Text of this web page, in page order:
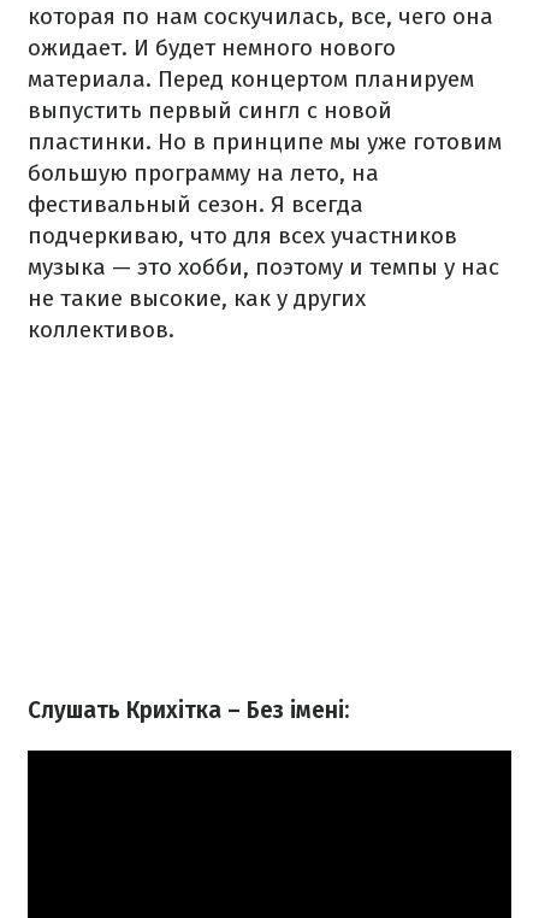
которая по нам соскучилась, все, чего она
ожидает. И будет немного нового
материала. Перед концертом планируем
выпустить первый сингл с новой
пластинки. Но в принципе мы уже готовим
большую программу на лето, на
фестивальный сезон. Я всегда
подчеркиваю, что для всех участников
музыка — это хобби, поэтому и темпы у нас
не такие высокие, как у других
коллективов.
Слушать Крихітка – Без імені: